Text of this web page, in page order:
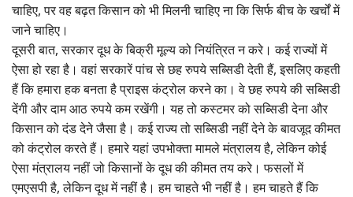
चाहिए, पर वह बढ़त किसान को भी मिलनी चाहिए ना कि सिर्फ बीच के खर्चों में
जाने चाहिए।
दूसरी बात, सरकार दूध के बिक्री मूल्य को नियंत्रित न करे। कई राज्यों में
ऐसा हो रहा है। वहां सरकारें पांच से छह रुपये सब्सिडी देती हैं, इसलिए कहती
हैं कि हमारा हक बनता है प्राइस कंट्रोल करने का। वे छह रुपये की सब्सिडी
देंगी और दाम आठ रुपये कम रखेंगी। यह तो कस्टमर को सब्सिडी देना और
किसान को दंड देने जैसा है। कई राज्य तो सब्सिडी नहीं देने के बावजूद कीमत
को कंट्रोल करते हैं। हमारे यहां उपभोक्ता मामले मंत्रालय है, लेकिन कोई
ऐसा मंत्रालय नहीं जो किसानों के दूध की कीमत तय करे। फसलों में
एमएसपी है, लेकिन दूध में नहीं है। हम चाहते भी नहीं है। हम चाहते हैं कि